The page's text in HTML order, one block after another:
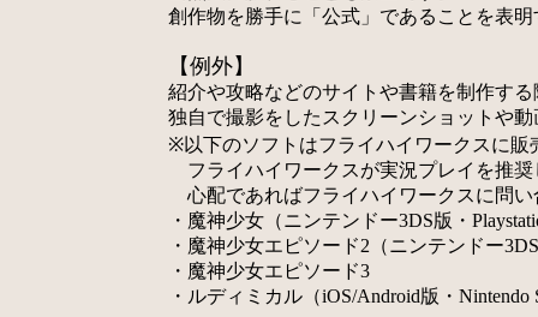
創作物を勝手に「公式」であることを表
【例外】
紹介や攻略などのサイトや書籍を制作す
独自で撮影をしたスクリーンショットや
※以下のソフトはフライハイワークスに販
フライハイワークスが実況プレイを推
心配であればフライハイワークスに問い
・魔神少女（ニンテンドー3DS版・
・魔神少女エピソード2（ニンテンドー
・魔神少女エピソード3
・ルディミカル（iOS/Android版・Nintendo